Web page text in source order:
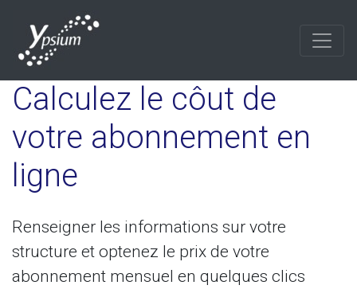
Calculez le côut de
votre abonnement en
ligne
Renseigner les informations sur votre
structure et optenez le prix de votre
abonnement mensuel en quelques clics